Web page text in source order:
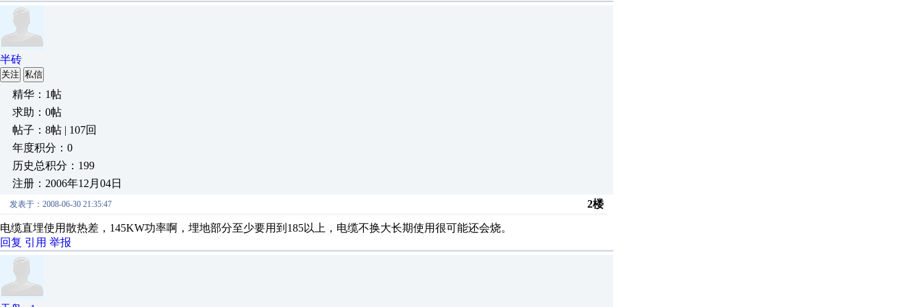
半砖
关注 私信
精华：1帖
求助：0帖
帖子：8帖 | 107回
年度积分：0
历史总积分：199
注册：2006年12月04日
发表于：2008-06-30 21:35:47 2楼
电缆直埋使用散热差，145KW功率啊，埋地部分至少要用到185以上，电缆不换大长期使用很可能还会烧。
回复 引用 举报